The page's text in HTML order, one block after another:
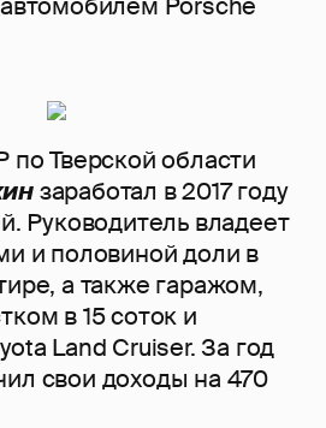
Porsche
Тверской области
заработал в 2017 году
Руководитель владеет
и половиной доли в
а также гаражом,
в 15 соток и
Land Cruiser. За год
свои доходы на 470